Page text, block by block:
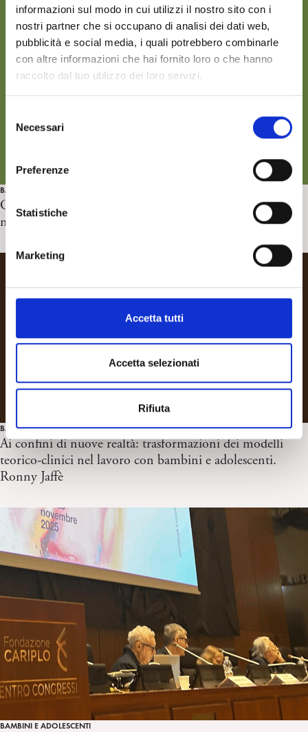
informazioni sul modo in cui utilizzi il nostro sito con i
nostri partner che si occupano di analisi dei dati web,
pubblicità e social media, i quali potrebbero combinarle
con altre informazioni che hai fornito loro o che hanno
raccolto dal tuo utilizzo dei loro servizi.
i
o
n
o
Necessari
Preferenze
Statistiche
Marketing
Accetta tutti
Accetta selezionati
Rifiuta
BAMBINI E ADOLESCENTI
Corpo, genere e illusione: la ricerca di sentirsi reali
nell’esperienza trans in età evolutiva. Laura Accetti
BAMBINI E ADOLESCENTI
Ai confini di nuove realtà: trasformazioni dei modelli
teorico-clinici nel lavoro con bambini e adolescenti.
Ronny Jaffè
BAMBINI E ADOLESCENTI